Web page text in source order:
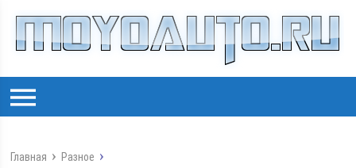
Главная Разное